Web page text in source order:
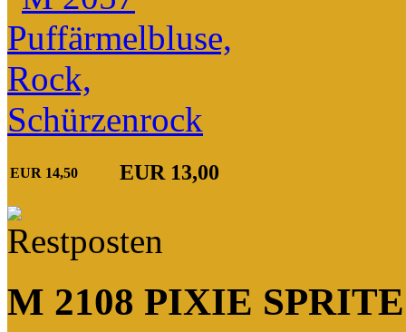
EUR 14,50 EUR 13,00
M 2108 PIXIE